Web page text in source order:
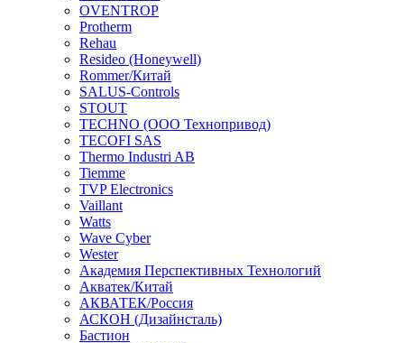
OVENTROP
Protherm
Rehau
Resideo (Honeywell)
Rommer/Китай
SALUS-Controls
STOUT
TECHNO (ООО Технопривод)
TECOFI SAS
Thermo Industri AB
Tiemme
TVP Electronics
Vaillant
Watts
Wave Cyber
Wester
Академия Перспективных Технологий
Акватек/Китай
АКВАТЕК/Россия
АСКОН (Дизайнсталь)
Бастион